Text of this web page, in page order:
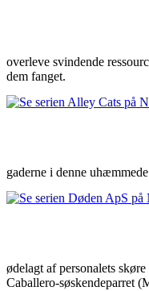
overleve svindende
dem fanget.
gaderne i denne
ødelagt af personalets
Caballero-søskendeparret